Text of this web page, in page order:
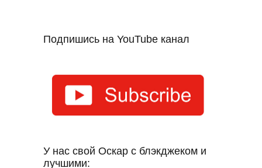
Подпишись на YouTube канал
У нас свой Оскар с блэкджеком и
лучшими: